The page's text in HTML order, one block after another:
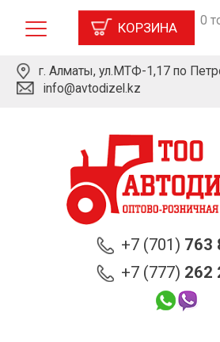
КОРЗИНА 0
г. Алматы, ул.МТФ-1,17 по
info@avtodizel.kz
+7 (701) 763
+7 (777) 262